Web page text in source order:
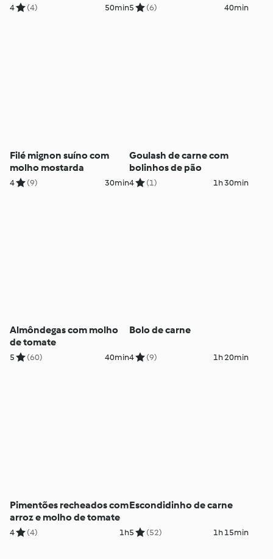
4 (4) 50min5 (6) 40min
Filé mignon suíno com
molho mostarda
4 (9) 30min
Goulash de carne com
bolinhos de pão
4 (1) 1h 30min
Almôndegas com molho
de tomate
5 (60) 40min
Bolo de carne
4 (9) 1h 20min
Pimentões recheados com
arroz e molho de tomate
4 (4) 1h
Escondidinho de carne
5 (52) 1h 15min